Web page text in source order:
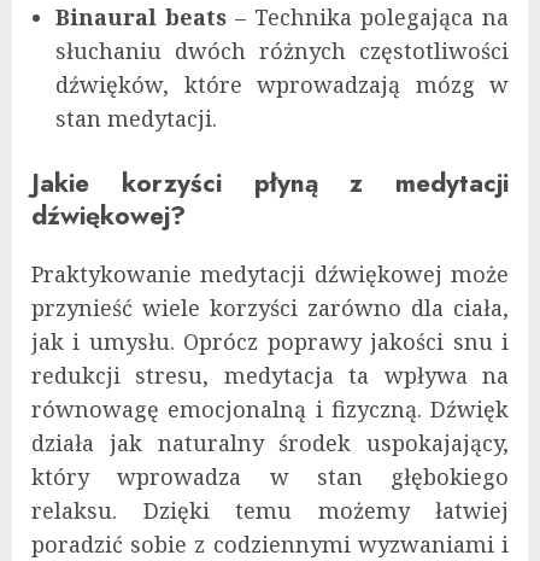
Binaural beats – Technika polegająca na
słuchaniu dwóch różnych częstotliwości
dźwięków, które wprowadzają mózg w
stan medytacji.
Jakie korzyści płyną z medytacji
dźwiękowej?
Praktykowanie medytacji dźwiękowej może
przynieść wiele korzyści zarówno dla ciała,
jak i umysłu. Oprócz poprawy jakości snu i
redukcji stresu, medytacja ta wpływa na
równowagę emocjonalną i fizyczną. Dźwięk
działa jak naturalny środek uspokajający,
który wprowadza w stan głębokiego
relaksu. Dzięki temu możemy łatwiej
poradzić sobie z codziennymi wyzwaniami i